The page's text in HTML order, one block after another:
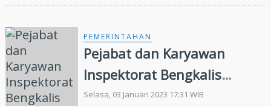
Menjeratnya
PEMERINTAHAN
Pejabat dan Karyawan
Inspektorat Bengkalis
Tandatangani Pakta
Selasa, 03 Januari 2023 17:31 WIB